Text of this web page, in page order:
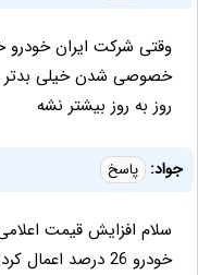
وقتی شرکت ایران
خصوصی شدن خیلی بدتر
روز به روز بیشتر نشه
جواد: پاسخ